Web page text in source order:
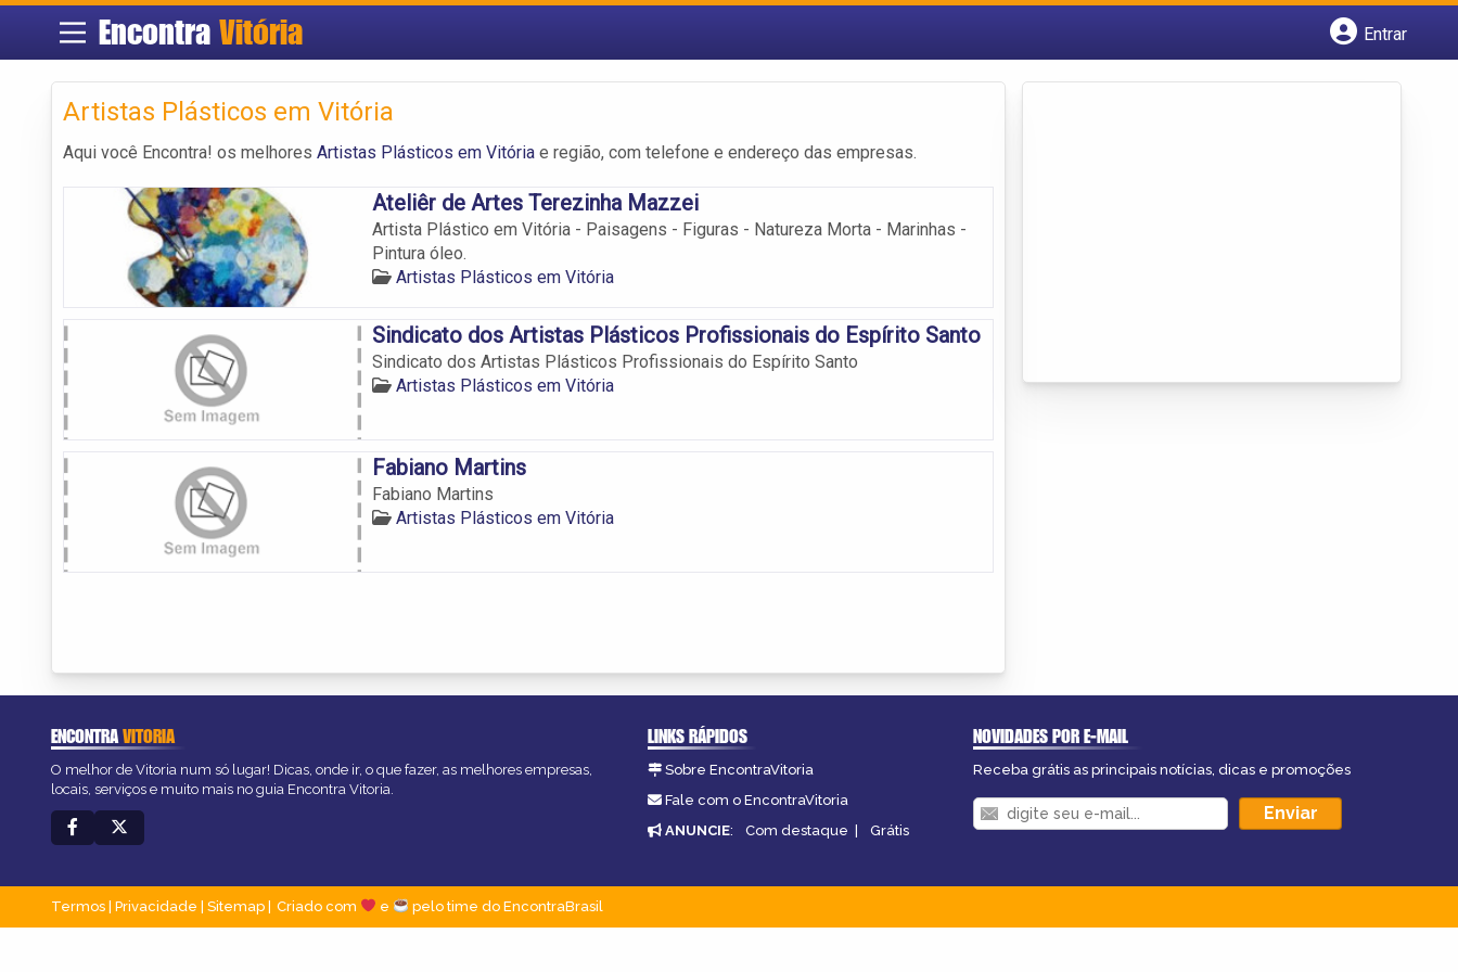
Encontra Vitória
Entrar
Artistas Plásticos em Vitória
Aqui você Encontra! os melhores Artistas Plásticos em Vitória e região, com telefone e endereço das empresas.
Ateliêr de Artes Terezinha Mazzei
Artista Plástico em Vitória - Paisagens - Figuras - Natureza Morta - Marinhas -
Pintura óleo.
Artistas Plásticos em Vitória
Sindicato dos Artistas Plásticos Profissionais do Espírito Santo
Sindicato dos Artistas Plásticos Profissionais do Espírito Santo
Artistas Plásticos em Vitória
Fabiano Martins
Fabiano Martins
Artistas Plásticos em Vitória
ENCONTRAVITORIA
O melhor de Vitoria num só lugar! Dicas, onde ir, o que fazer, as melhores empresas,
locais, serviços e muito mais no guia Encontra Vitoria.
LINKS RÁPIDOS
Sobre EncontraVitoria
Fale com o EncontraVitoria
ANUNCIE: Com destaque | Grátis
NOVIDADES POR E-MAIL
Receba grátis as principais notícias, dicas e promoções
Termos Privacidade Sitemap Criado com e pelo time do EncontraBrasil